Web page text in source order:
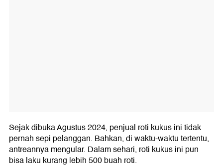
Sejak dibuka Agustus 2024, penjual roti kukus ini tidak
pernah sepi pelanggan. Bahkan, di waktu-waktu tertentu,
antreannya mengular. Dalam sehari, roti kukus ini pun
bisa laku kurang lebih 500 buah roti.